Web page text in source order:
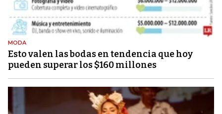
MODA
Esto valen las bodas en tendencia que hoy
pueden superar los $160 millones